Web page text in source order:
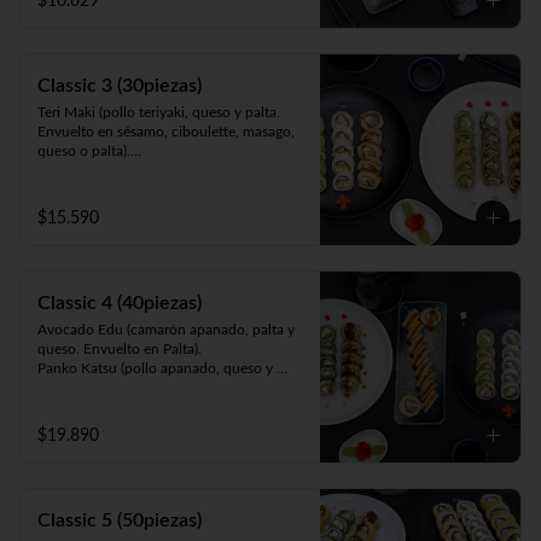
queso y cebollín. Frito en panko).
Classic 3 (30piezas)
Teri Maki (pollo teriyaki, queso y palta.
Envuelto en sésamo, ciboulette, masago,
queso o palta).
Panko Mushroom (champiñón apanado,
queso, cebollín. Frito en panko).
$15.590
Classic 4 (40piezas)
Avocado Edu (camarón apanado, palta y
queso. Envuelto en Palta).
Panko Katsu (pollo apanado, queso y
queso y cebollín. Frito en panko).
California Sake (salmón, queso y palta.
$19.890
Classic 5 (50piezas)